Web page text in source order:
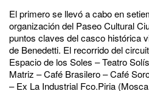
El primero se llevó a cabo en
organización del Paseo Cultural
puntos claves del casco histórica
de Benedetti. El recorrido del
Espacio de los Soles – Teatro
Matriz – Café Brasilero – Café
– Ex La Industrial Fco.Piria